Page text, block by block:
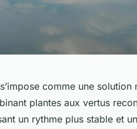
comme une
plantes aux vertus
un rythme plus stable et